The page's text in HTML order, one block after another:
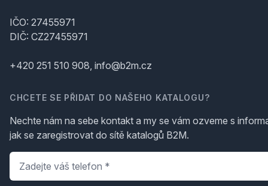
IČO: 27455971
DIČ: CZ27455971
+420 251 510 908, info@b2m.cz
CHCETE SE PŘIDAT DO NAŠEHO KATALOGU?
Nechte nám na sebe kontakt a my se vám ozveme s
jak se zaregistrovat do sítě katalogů B2M.
Telefon